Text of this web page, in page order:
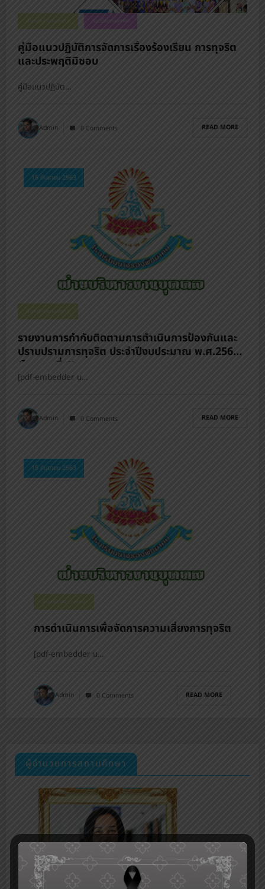
ฝ่ายบริหารงานบุคคล รอบรั้วนางรองพิท
คู่มือแนวปฏิบัติการจัดการเรื่องร้องเรียน การทุจริต
และประพฤติมิชอบ
คู่มือแนวปฏิบัต…
Admin 0 Comments READ MORE
15 กันยายน 2563
ฝ่ายบริหารงานบุคคล
รายงานการกำกับติดตามการดำเนินการป้องกันและ
ปราบปรามการทุจริต ประจำปีงบประมาณ พ.ศ.2563
(ไตรมาสที่ 1)
[pdf-embedder u…
Admin 0 Comments READ MORE
15 กันยายน 2563
ฝ่ายบริหารงานบุคคล
การดำเนินการเพื่อจัดการความเสี่ยงการทุจริต
[pdf-embedder u…
Admin 0 Comments READ MORE
ผู้อำนวยการสถานศึกษา